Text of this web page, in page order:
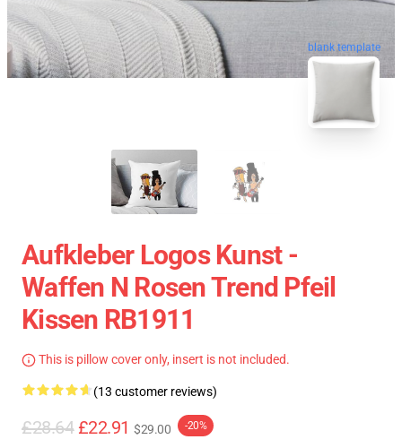
blank template
Aufkleber Logos Kunst -
Waffen N Rosen Trend Pfeil
Kissen RB1911
This is pillow cover only, insert is not included.
(13 customer reviews)
£28.64 £22.91 $29.00 -20%